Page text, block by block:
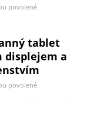
povolené
tablet
displejem a
povolené